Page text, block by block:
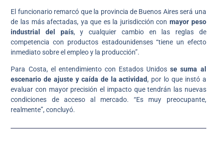
El funcionario remarcó que la provincia de Buenos Aires será una
de las más afectadas, ya que es la jurisdicción conmayor peso
industrial del país, y cualquier cambio en las reglas de
competencia con productos estadounidenses “tiene un efecto
inmediato sobre el empleo y la producción”.
Para Costa, el entendimiento con Estados Unidosse suma al
escenario de ajuste y caída de la actividad, por lo que instó a
evaluar con mayor precisión el impacto que tendrán las nuevas
condiciones de acceso al mercado. “Es muy preocupante,
realmente”, concluyó.